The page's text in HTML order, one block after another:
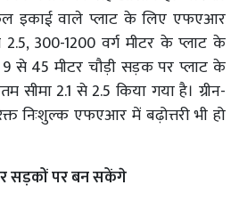
इकाई वाले प्लाट के लिए एफएआर
300-1200 वर्ग मीटर के प्लाट के
9 से 45 मीटर चौड़ी सड़क पर प्लाट के
2.1 से 2.5 किया गया है। ग्रीन-
निःशुल्क एफएआर में बढ़ोत्तरी भी हो
सड़कों पर बन सकेंगे